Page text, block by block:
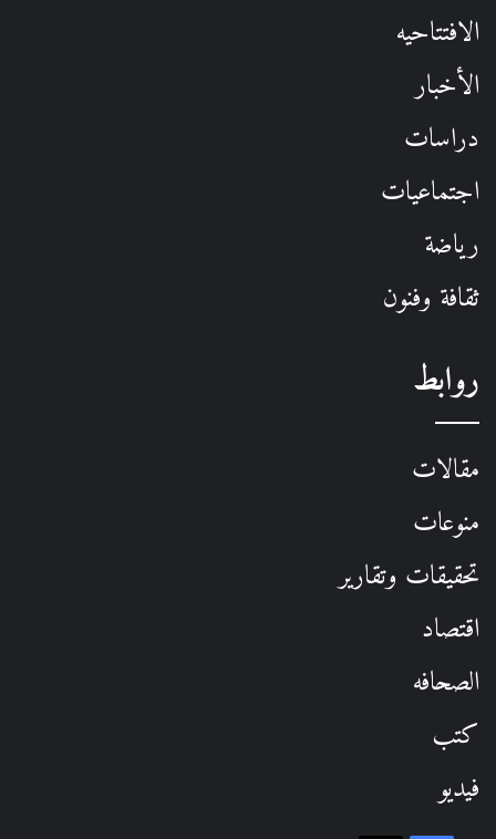
الافتتاحيه
الأخبار
دراسات
اجتماعيات
رياضة
ثقافة وفنون
روابط
مقالات
منوعات
تحقيقات وتقارير
اقتصاد
الصحافه
كتب
فيديو